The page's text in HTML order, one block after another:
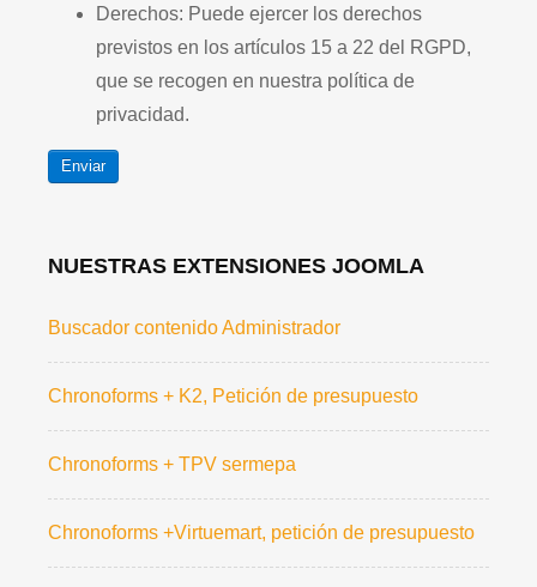
Derechos: Puede ejercer los derechos
previstos en los artículos 15 a 22 del RGPD,
que se recogen en nuestra política de
privacidad.
Enviar
NUESTRAS EXTENSIONES JOOMLA
Buscador contenido Administrador
Chronoforms + K2, Petición de presupuesto
Chronoforms + TPV sermepa
Chronoforms +Virtuemart, petición de presupuesto